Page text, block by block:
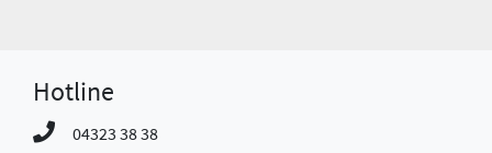
Hotline
04323 38 38